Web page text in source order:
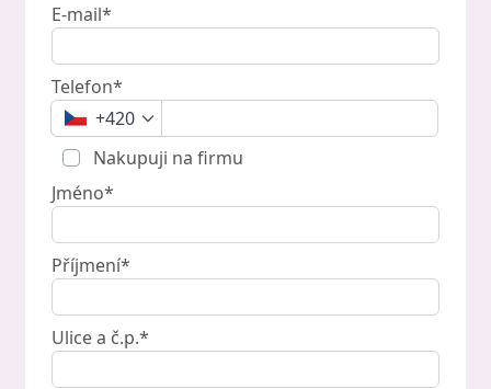
E-mail*
Telefon*
+420
Nakupuji na firmu
Jméno*
Příjmení*
Ulice a č.p.*